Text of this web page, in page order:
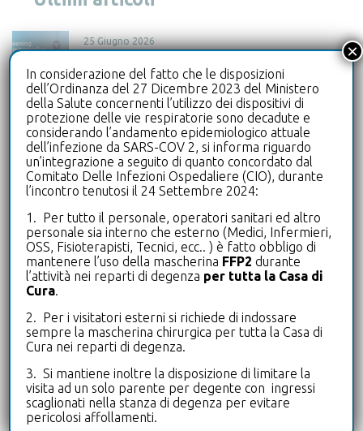
c
a
25 Giugno 2026
Le Terrazze aderisce al programma di ATS
Insubria
30 Aprile 2026
Programma WHP: le Terrazze premiate per
l’impegno nella Workplace Health
Promotion
28 Aprile 2026
Gli Infermieri incontrano i Cittadini in
occasione della Giornata Internazionale
Tags
biologo cardiologia diagnostica
In considerazione del fatto che le disposizioni
dell’Ordinanza del 27 Dicembre 2023 del Ministero
della Salute concernenti l’utilizzo dei dispositivi di
protezione delle vie respiratorie sono decadute e
considerando l’andamento epidemiologico attuale
dell’infezione da SARS-COV 2, si informa riguardo
un’integrazione a seguito di quanto concordato dal
Comitato Delle Infezioni Ospedaliere (CIO), durante
l’incontro tenutosi il 24 Settembre 2024:
1. Per tutto il personale, operatori sanitari ed altro
personale sia interno che esterno (Medici, Infermieri,
OSS, Fisioterapisti, Tecnici, ecc.. ) è fatto obbligo di
mantenere l’uso della mascherina FFP2 durante
l’attività nei reparti di degenza per tutta la Casa di
Cura.
2. Per i visitatori esterni si richiede di indossare
sempre la mascherina chirurgica per tutta la Casa di
Cura nei reparti di degenza.
3. Si mantiene inoltre la disposizione di limitare la
visita ad un solo parente per degente con ingressi
scaglionati nella stanza di degenza per evitare
pericolosi affollamenti.
×